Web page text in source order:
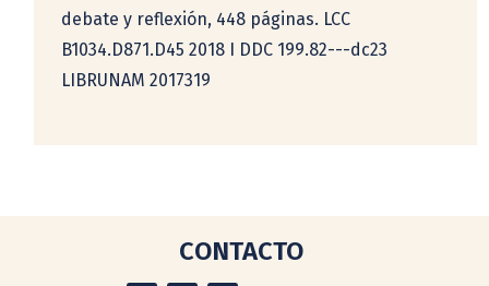
debate y reflexión, 448 páginas. LCC
B1034.D871.D45 2018 I DDC 199.82---dc23
LIBRUNAM 2017319
CONTACTO